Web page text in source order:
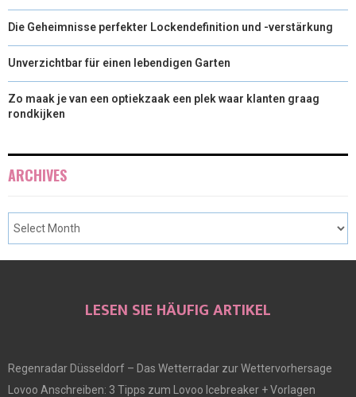
Die Geheimnisse perfekter Lockendefinition und -verstärkung
Unverzichtbar für einen lebendigen Garten
Zo maak je van een optiekzaak een plek waar klanten graag
rondkijken
ARCHIVES
LESEN SIE HÄUFIG ARTIKEL
Regenradar Düsseldorf – Das Wetterradar zur Wettervorhersage
Lovoo Anschreiben: 3 Tipps zum Lovoo Icebreaker + Vorlagen